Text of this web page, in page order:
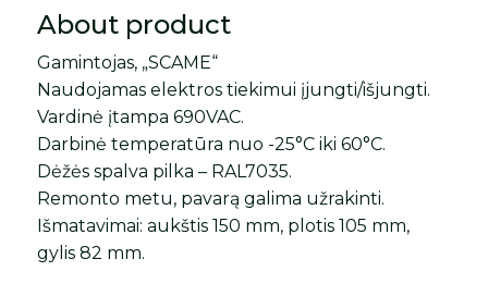
About product
Gamintojas, „SCAME“
Naudojamas elektros tiekimui įjungti/išjungti.
Vardinė įtampa 690VAC.
Darbinė temperatūra nuo -25°C iki 60°C.
Dėžės spalva pilka – RAL7035.
Remonto metu, pavarą galima užrakinti.
Išmatavimai: aukštis 150 mm, plotis 105 mm,
gylis 82 mm.